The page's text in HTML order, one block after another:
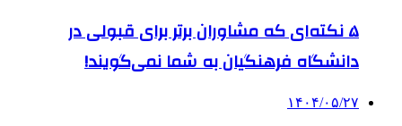
۵ نکته‌ای که مشاوران برتر برای قبولی در
دانشگاه فرهنگیان به شما نمی‌گویند!
۱۴۰۴/۰۵/۲۷